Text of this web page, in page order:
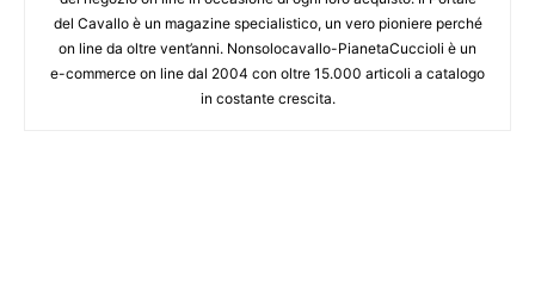
del Cavallo è un magazine specialistico, un vero pioniere perché
on line da oltre vent’anni. Nonsolocavallo-PianetaCuccioli è un
e-commerce on line dal 2004 con oltre 15.000 articoli a catalogo
in costante crescita.